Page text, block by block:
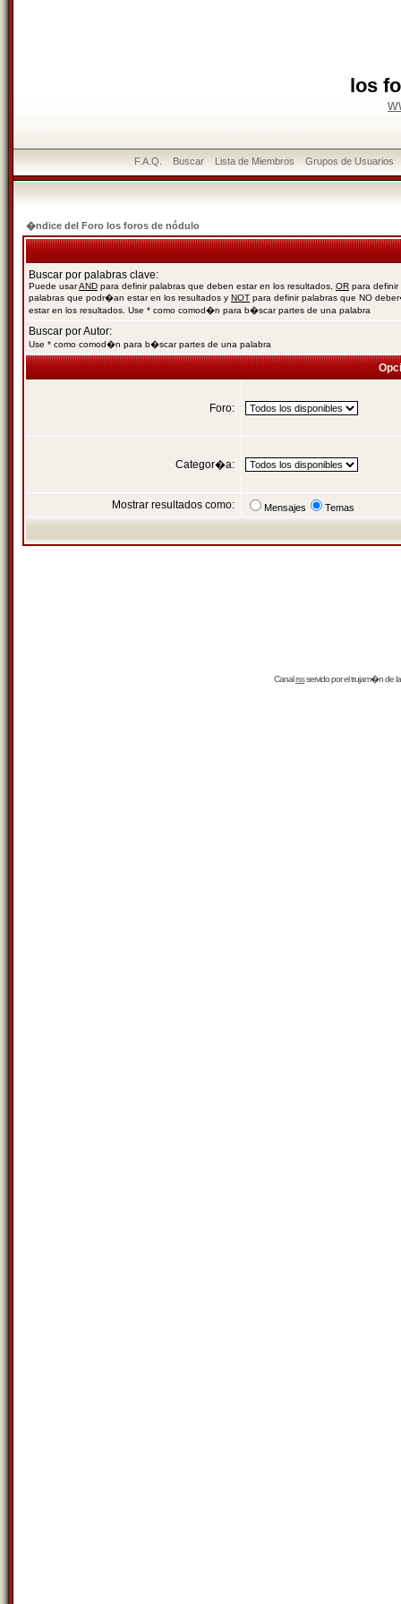
los
F.A.Q. Buscar Lista de Miembros Grupos de Usuarios
�ndice del Foro los foros de nódulo
Buscar por palabras clave:
Puede usarAND para definir palabras que deben estar en los resultados, OR para definir
palabras que podr�an estar en los resultados y NOT para definir palabras que NO
estar en los resultados. Use * como comod�n para b�scar partes de una palabra
Buscar por Autor:
Use * como comod�n para b�scar partes de una palabra
Foro:
Categor�a:
Mostrar resultados como: Mensajes Temas
Canalrssservido por eltrujam�nde